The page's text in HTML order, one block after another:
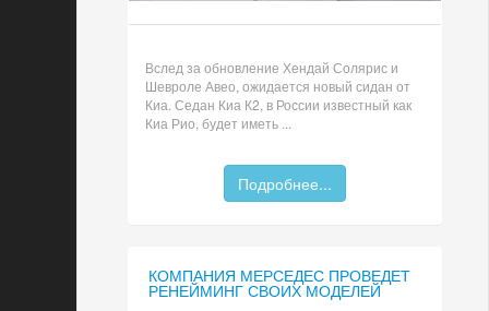
Вслед за обновление Хендай Солярис и
Шевроле Авео, ожидается новый сидан от
Киа. Седан Киа К2, в России известный как
Киа Рио, будет иметь ...
Подробнее...
КОМПАНИЯ МЕРСЕДЕС ПРОВЕДЕТ
РЕНЕЙМИНГ СВОИХ МОДЕЛЕЙ